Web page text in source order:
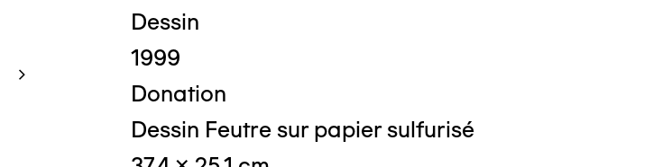
Dessin
1999
Donation
Dessin Feutre sur papier sulfurisé